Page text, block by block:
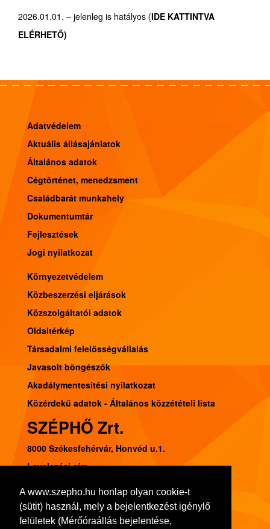
A www.szepho.hu honlap olyan cookie-t
(sütit) használ, mely a bejelentkezést igénylő
felületek (Mérőóraállás bejelentése,
2026.01.01. – jelenleg is hatályos (IDE KATTINTVA
ELÉRHETŐ)
Adatvédelem
Aktuális állásajánlatok
Általános adatok
Cégtörténet, menedzsment
Családbarát munkahely
Dokumentumtár
Fejlesztések
Jogi nyilatkozat
Környezetvédelem
Közbeszerzési eljárások
Közszolgáltatói adatok
Oldaltérkép
Társadalmi felelősségvállalás
Javasolt böngészők
Akadálymentesítési nyilatkozat
Közérdekű adatok - Általános közzétételi lista
SZÉPHŐ Zrt.
8000 Székesfehérvár, Honvéd u.1.
Levelezési cím:
Tel.: (22) 541-300, Fax: (22) 314-252
Adószám: 11103413-2-07